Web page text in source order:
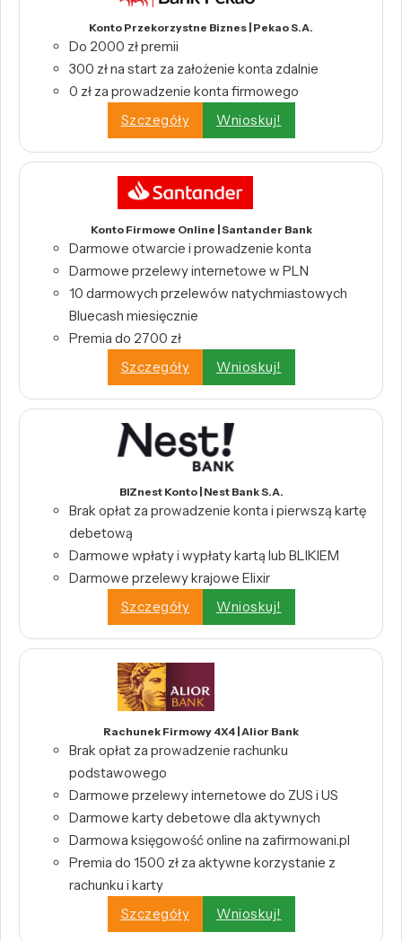
Konto Przekorzystne Biznes | Pekao S.A.
Do 2000 zł premii
300 zł na start za założenie konta zdalnie
0 zł za prowadzenie konta firmowego
Szczegóły
Wnioskuj!
Konto Firmowe Online | Santander Bank
Darmowe otwarcie i prowadzenie konta
Darmowe przelewy internetowe w PLN
10 darmowych przelewów natychmiastowych
Bluecash miesięcznie
Premia do 2700 zł
Szczegóły
Wnioskuj!
BIZnest Konto | Nest Bank S.A.
Brak opłat za prowadzenie konta i pierwszą kartę
debetową
Darmowe wpłaty i wypłaty kartą lub BLIKIEM
Darmowe przelewy krajowe Elixir
Szczegóły
Wnioskuj!
Rachunek Firmowy 4X4 | Alior Bank
Brak opłat za prowadzenie rachunku
podstawowego
Darmowe przelewy internetowe do ZUS i US
Darmowe karty debetowe dla aktywnych
Darmowa księgowość online na zafirmowani.pl
Premia do 1500 zł za aktywne korzystanie z
rachunku i karty
Szczegóły
Wnioskuj!